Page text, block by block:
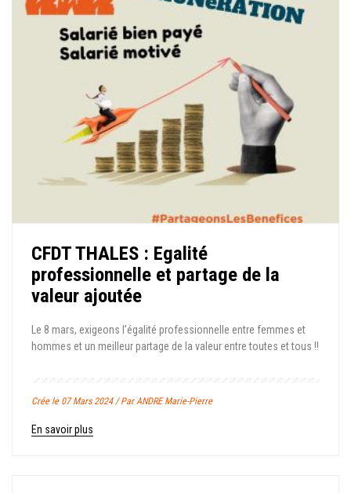
CFDT THALES : Egalité
professionnelle et partage de la
valeur ajoutée
Le 8 mars, exigeons l’égalité professionnelle entre femmes et
hommes et un meilleur partage de la valeur entre toutes et tous !!
Crée le 07 Mars 2024 / Par ANDRE Marie-Pierre
En savoir plus